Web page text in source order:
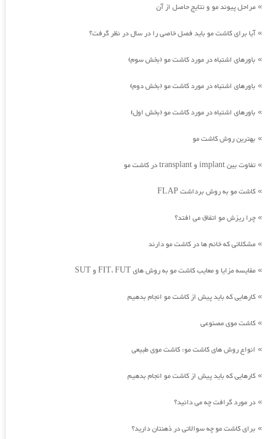
» مراحل پیوند مو و نتایج حاصل از آن
»آیا برای کاشت مو باید فصل خاصی را در سال در نظر گرفت؟
» باورهای اشتباه در مورد کاشت مو (بخش سوم)
» باورهای اشتباه در مورد کاشت مو (بخش دوم)
» باورهای اشتباه در مورد کاشت مو (بخش اول)
» بهترین روش کاشت مو
» تفاوت بین implant و transplant در کاشت مو
» کاشت مو به روش برداشت FLAP
» چرا ریزش مو اتفاق می افتد؟
» مشکلاتی که خانم ها در کاشت مو دارند
» مقایسه مزایا و معایب کاشت مو به روش های FIT، FUT و SUT
» کارهایی که باید پیش از کاشت مو انجام بدهیم
» کاشت موی مصنوعی
» انواع روش های کاشت مو: کاشت موی طبیعی
» کارهایی که باید پیش از کاشت مو انجام بدهیم
» در مورد گرافت چه می دانید؟
» برای کاشت مو چه سوالاتی در ذهنتان دارید؟